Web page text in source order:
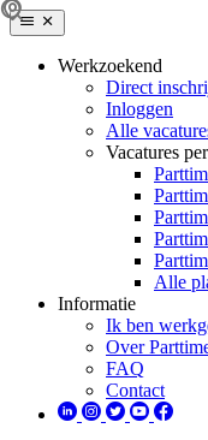
Werkzoekend
Direct
Inloggen
Alle
Vacatures
Alle
Informatie
Ik ben
Over
FAQ
Contact